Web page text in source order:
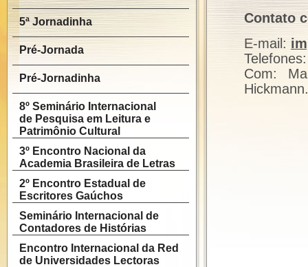
5ª Jornadinha
Pré-Jornada
Pré-Jornadinha
8º Seminário Internacional
de Pesquisa em Leitura e
Patrimônio Cultural
3º Encontro Nacional da
Academia Brasileira de Letras
2º Encontro Estadual de
Escritores Gaúchos
Seminário Internacional de
Contadores de Histórias
Encontro Internacional da Red
de Universidades Lectoras
Contato
E-mail:
Com:
Hickmann.